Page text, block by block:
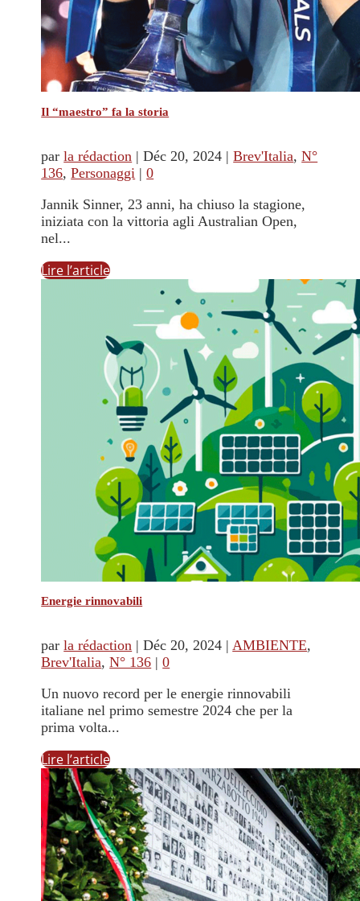
Il “maestro” fa la storia
parla rédaction |Déc 20, 2024 |Brev'Italia,N°
136,Personaggi |0
Jannik Sinner, 23 anni, ha chiuso la stagione,
iniziata con la vittoria agli Australian Open,
nel...
Lire l’article
Energie rinnovabili
parla rédaction |Déc 20, 2024 |AMBIENTE,
Brev'Italia,N° 136 |0
Un nuovo record per le energie rinnovabili
italiane nel primo semestre 2024 che per la
prima volta...
Lire l’article